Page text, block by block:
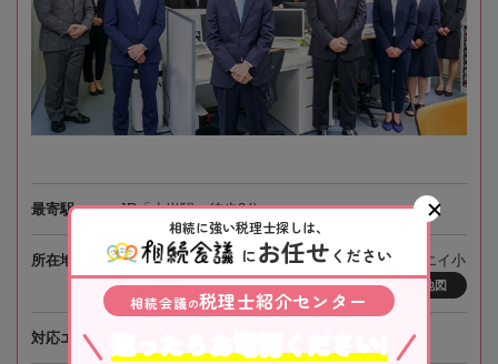
最寄駅 JR「小岩駅」徒歩3分
所在地
〒133-0057 東京都江戸川区西小岩3-31-14 トーエイ小
岩ビル2階
地図
対応エリア
相続に強い税理士探しは、
にお任せ ください
相続会議の税理士紹介センター